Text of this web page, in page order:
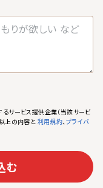
サービス提供企業（当該サービ
上の内容と 利用規約、プライバ
む